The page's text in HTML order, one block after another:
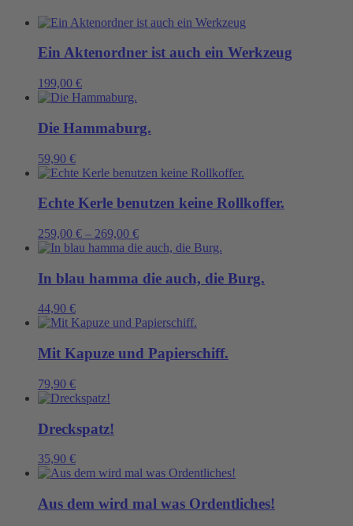
Ein Aktenordner ist auch ein Werkzeug
199,00 €
Die Hammaburg.
59,90 €
Echte Kerle benutzen keine Rollkoffer.
259,00 € – 269,00 €
In blau hamma die auch, die Burg.
44,90 €
Mit Kapuze und Papierschiff.
79,90 €
Dreckspatz!
35,90 €
Aus dem wird mal was Ordentliches!